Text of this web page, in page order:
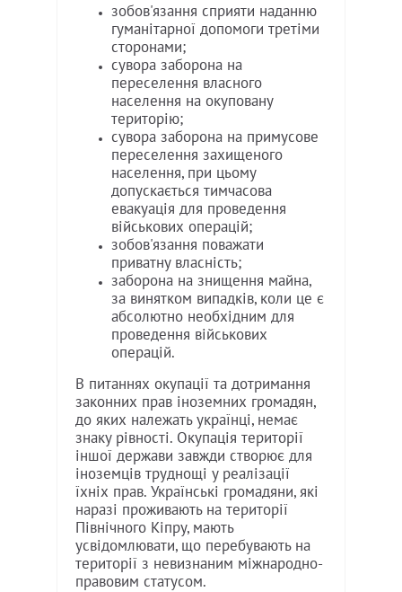
зобов'язання сприяти наданню
гуманітарної допомоги третіми
сторонами;
сувора заборона на
переселення власного
населення на окуповану
територію;
сувора заборона на примусове
переселення захищеного
населення, при цьому
допускається тимчасова
евакуація для проведення
військових операцій;
зобов'язання поважати
приватну власність;
заборона на знищення майна,
за винятком випадків, коли це є
абсолютно необхідним для
проведення військових
операцій.
В питаннях окупації та дотримання
законних прав іноземних громадян,
до яких належать українці, немає
знаку рівності. Окупація території
іншої держави завжди створює для
іноземців труднощі у реалізації
їхніх прав. Українські громадяни, які
наразі проживають на території
Північного Кіпру, мають
усвідомлювати, що перебувають на
території з невизнаним міжнародно-
правовим статусом.